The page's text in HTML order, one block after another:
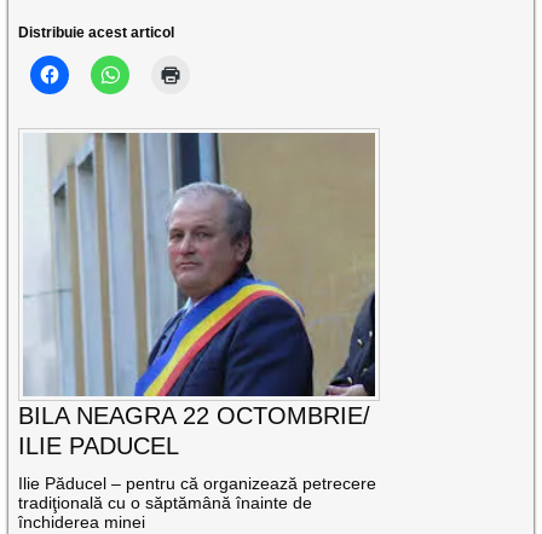
Distribuie acest articol
BILA NEAGRA 22 OCTOMBRIE/
ILIE PADUCEL
Ilie Păducel – pentru că organizează petrecere
tradiţională cu o săptămână înainte de
închiderea minei